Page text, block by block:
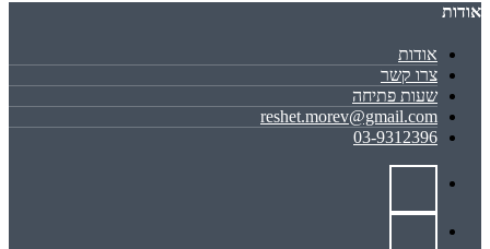
אודות
אודות
צרו קשר
שעות פתיחה
reshet.morev@gmail.com
03-9312396